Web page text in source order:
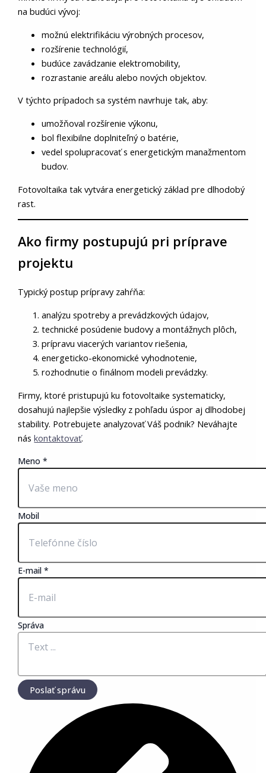
na budúci vývoj:
možnú elektrifikáciu výrobných procesov,
rozšírenie technológií,
budúce zavádzanie elektromobility,
rozrastanie areálu alebo nových objektov.
V týchto prípadoch sa systém navrhuje tak, aby:
umožňoval rozšírenie výkonu,
bol flexibilne doplniteľný o batérie,
vedel spolupracovať s energetickým manažmentom
budov.
Fotovoltaika tak vytvára energetický základ pre dlhodobý
rast.
Ako firmy postupujú pri príprave
projektu
Typický postup prípravy zahŕňa:
analýzu spotreby a prevádzkových údajov,
technické posúdenie budovy a montážnych plôch,
prípravu viacerých variantov riešenia,
energeticko-ekonomické vyhodnotenie,
rozhodnutie o finálnom modeli prevádzky.
Firmy, ktoré pristupujú ku fotovoltaike systematicky,
dosahujú najlepšie výsledky z pohľadu úspor aj dlhodobej
stability. Potrebujete analyzovať Váš podnik? Neváhajte
náskontaktovať.
Meno*
Mobil
E-mail*
Mobil
Správa
Správa
Poslať správu